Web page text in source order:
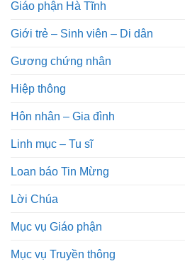
Giáo phận Hà Tĩnh
Giới trẻ – Sinh viên – Di dân
Gương chứng nhân
Hiệp thông
Hôn nhân – Gia đình
Linh mục – Tu sĩ
Loan báo Tin Mừng
Lời Chúa
Mục vụ Giáo phận
Mục vụ Truyền thông